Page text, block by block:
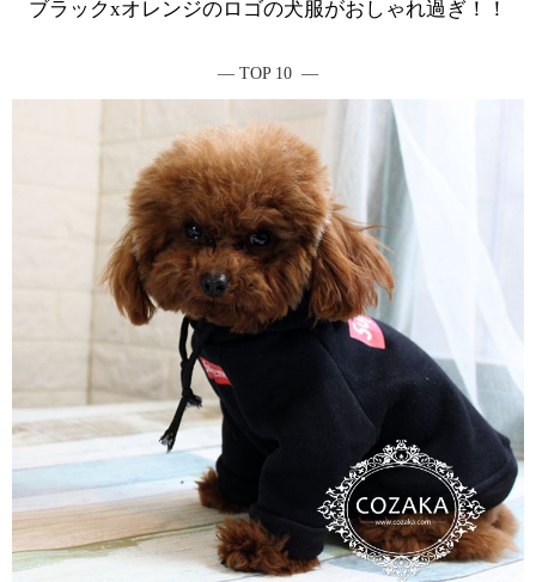
ブラックxオレンジのロゴの犬服がおしゃれ過ぎ！！
― TOP 10 ―